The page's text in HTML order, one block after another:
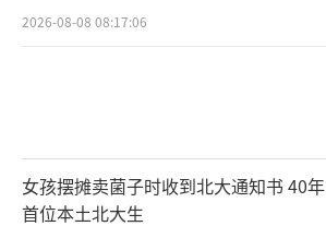
2026-08-08 08:17:06
女孩摆摊卖菌子时收到北大通知书 40年
首位本土北大生